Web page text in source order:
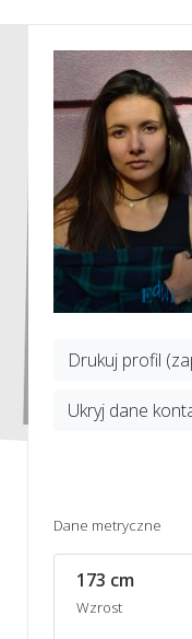
Drukuj profil
Ukryj dane
Dane metryczne
173 cm
Wzrost